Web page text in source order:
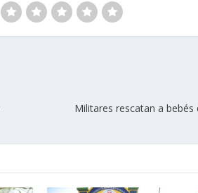
Militares rescatan a bebés